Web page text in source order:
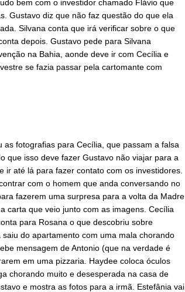
bem com o investidor chamado Flávio que
Gustavo diz que não faz questão do que ela
Silvana conta que irá verificar sobre o que
depois. Gustavo pede para Silvana
na Bahia, aonde deve ir com Cecília e
se fazia passar pela cartomante com
fotografias para Cecília, que passam a falsa
que isso deve fazer Gustavo não viajar para a
ir até lá para fazer contato com os investidores.
com o homem que anda conversando no
fazerem uma surpresa para a volta da Madre
carta que veio junto com as imagens. Cecília
para Rosana o que descobriu sobre
do apartamento com uma mala chorando
mensagem de Antonio (que na verdade é
em uma pizzaria. Haydee coloca óculos
chorando muito e desesperada na casa de
e mostra as fotos para a irmã. Estefânia vai